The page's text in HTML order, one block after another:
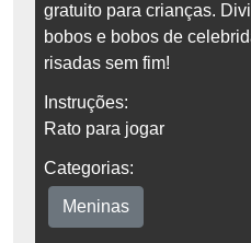
gratuito para crianças.
bobos e bobos de
risadas sem fim!
Instruções:
Rato para jogar
Categorias:
Meninas